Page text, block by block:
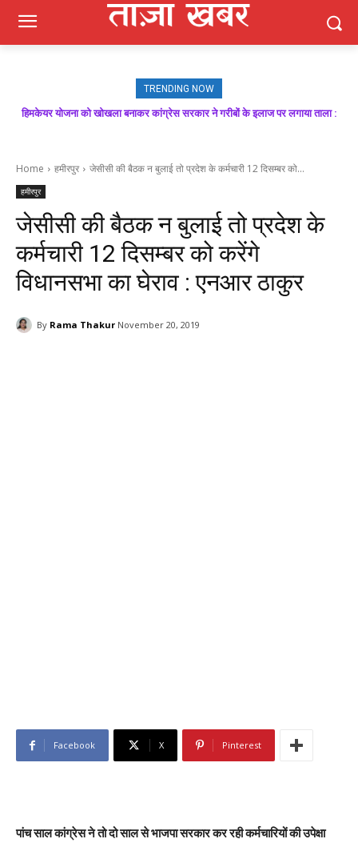
TRENDING NOW
हिमकेयर योजना को खोखला बनाकर कांग्रेस सरकार ने गरीबों के इलाज पर लगाया ताला :
मजबूत बूथ ही भाजपा की जीत की गारंटी, आगामी विधानसभा चुनाव में बूथ प्रबंधन निभाएगा
Home हमीरपुर जेसीसी की बैठक न बुलाई तो प्रदेश के कर्मचारी 12 दिसम्बर को...
हमीरपुर
जेसीसी की बैठक न बुलाई तो प्रदेश के
कर्मचारी 12 दिसम्बर को करेंगे
विधानसभा का घेराव : एनआर ठाकुर
By Rama Thakur November 20, 2019
Facebook X Pinterest
पांच साल कांग्रेस ने तो दो साल से भाजपा सरकार कर रही कर्मचारियों की उपेक्षा